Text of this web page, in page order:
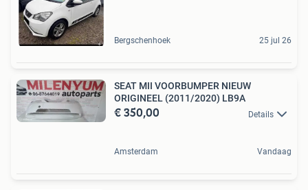
Bergschenhoek 25 jul 26
SEAT MII VOORBUMPER NIEUW
ORIGINEEL (2011/2020) LB9A
€ 350,00 Details
Amsterdam Vandaag